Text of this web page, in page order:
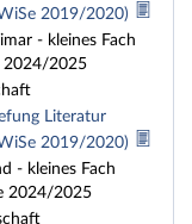
2019/2020)
- kleines Fach
2024/2025
Literatur
2019/2020)
- kleines Fach
2024/2025